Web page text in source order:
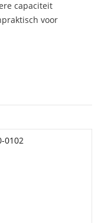
capaciteit
voor